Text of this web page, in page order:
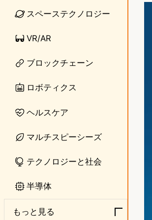
スペーステクノロジー
VR/AR
ブロックチェーン
ロボティクス
ヘルスケア
マルチスピーシーズ
テクノロジーと社会
半導体
もっと見る